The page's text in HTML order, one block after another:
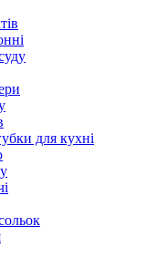
для кухні